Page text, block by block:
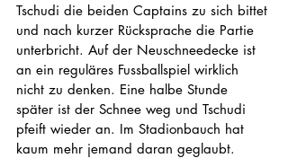
Tschudi die beiden Captains zu sich bittet
und nach kurzer Rücksprache die Partie
unterbricht. Auf der Neuschneedecke ist
an ein reguläres Fussballspiel wirklich
nicht zu denken. Eine halbe Stunde
später ist der Schnee weg und Tschudi
pfeift wieder an. Im Stadionbauch hat
kaum mehr jemand daran geglaubt.